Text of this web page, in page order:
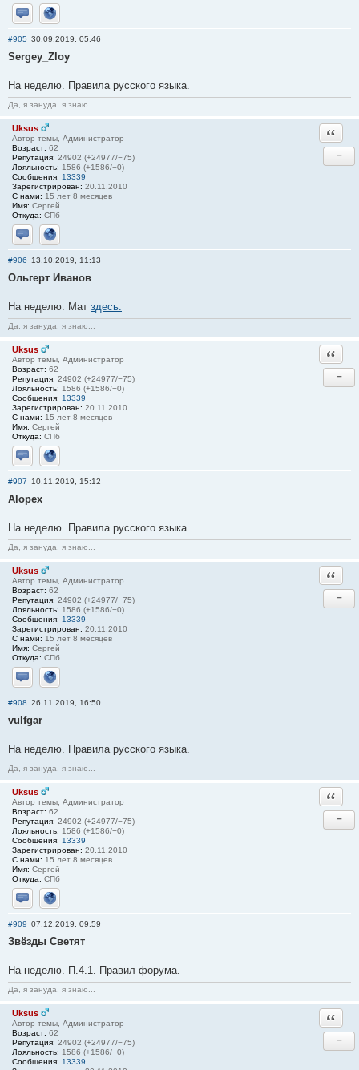
Отправить личное сообщение
Сайт
#905 30.09.2019, 05:46
Sergey_Zloy
На неделю. Правила русского языка.
Да, я зануда, я знаю...
Uksus
Автор темы, Администратор
Возраст: 62
Репутация: 24902 (+24977/−75)
Лояльность: 1586 (+1586/−0)
Сообщения: 13339
Зарегистрирован: 20.11.2010
С нами: 15 лет 8 месяцев
Имя: Сергей
Откуда: СПб
Отправить личное сообщение
Сайт
−
#906 13.10.2019, 11:13
Ольгерт Иванов
На неделю. Мат здесь.
Да, я зануда, я знаю...
Uksus
Автор темы, Администратор
Возраст: 62
Репутация: 24902 (+24977/−75)
Лояльность: 1586 (+1586/−0)
Сообщения: 13339
Зарегистрирован: 20.11.2010
С нами: 15 лет 8 месяцев
Имя: Сергей
Откуда: СПб
Отправить личное сообщение
Сайт
−
#907 10.11.2019, 15:12
Alopex
На неделю. Правила русского языка.
Да, я зануда, я знаю...
Uksus
Автор темы, Администратор
Возраст: 62
Репутация: 24902 (+24977/−75)
Лояльность: 1586 (+1586/−0)
Сообщения: 13339
Зарегистрирован: 20.11.2010
С нами: 15 лет 8 месяцев
Имя: Сергей
Откуда: СПб
Отправить личное сообщение
Сайт
−
#908 26.11.2019, 16:50
vulfgar
На неделю. Правила русского языка.
Да, я зануда, я знаю...
Uksus
Автор темы, Администратор
Возраст: 62
Репутация: 24902 (+24977/−75)
Лояльность: 1586 (+1586/−0)
Сообщения: 13339
Зарегистрирован: 20.11.2010
С нами: 15 лет 8 месяцев
Имя: Сергей
Откуда: СПб
Отправить личное сообщение
Сайт
−
#909 07.12.2019, 09:59
Звёзды Светят
На неделю. П.4.1. Правил форума.
Да, я зануда, я знаю...
Uksus
Автор темы, Администратор
Возраст: 62
Репутация: 24902 (+24977/−75)
Лояльность: 1586 (+1586/−0)
Сообщения: 13339
−